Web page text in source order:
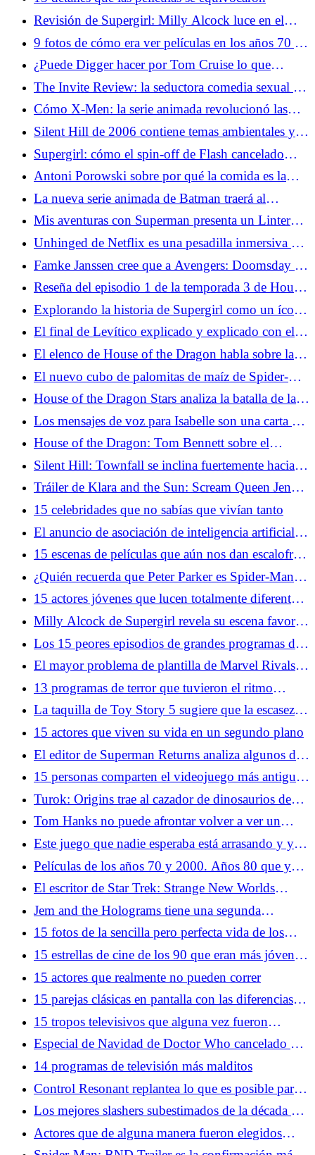
Revisión de Supergirl: Milly Alcock luce en el
mashup occidental de Uneven Space
9 fotos de cómo era ver películas en los años 70 y
90 Años 80
¿Puede Digger hacer por Tom Cruise lo que
Birdman hizo por Michael Keaton?
The Invite Review: la seductora comedia sexual de
Olivia Wilde es el evento del verano
Cómo X-Men: la serie animada revolucionó las
adaptaciones de superhéroes
Silent Hill de 2006 contiene temas ambientales y
políticos sorprendentemente relevantes
Supergirl: cómo el spin-off de Flash cancelado
llevó a Maid of Might a la pantalla
Antoni Porowski sobre por qué la comida es la
conexión humana definitiva
La nueva serie animada de Batman traerá al
Caballero Oscuro más extremo a la televisión
Mis aventuras con Superman presenta un Linterna
Verde muy diferente
Unhinged de Netflix es una pesadilla inmersiva de
invasión del hogar
Famke Janssen cree que a Avengers: Doomsday le
falta un elemento básico de X-Men
Reseña del episodio 1 de la temporada 3 de House
of the Dragon: Por la garganta
Explorando la historia de Supergirl como un ícono
queer improbable
El final de Levítico explicado y explicado con el
director
El elenco de House of the Dragon habla sobre la
brutal muerte del estreno de la temporada 3
El nuevo cubo de palomitas de maíz de Spider-
Man está recibiendo el tratamiento de dunas
House of the Dragon Stars analiza la batalla de la
garganta de la temporada 3
Los mensajes de voz para Isabelle son una carta de
amor para curarse del duelo
House of the Dragon: Tom Bennett sobre el
momento Ulf que lo explicó todo
Silent Hill: Townfall se inclina fuertemente hacia la
melancolía y estamos aquí para ello
Tráiler de Klara and the Sun: Scream Queen Jenna
Ortega prueba la ciencia ficción en la película
retrasada de Taika Waititi
15 celebridades que no sabías que vivían tanto
El anuncio de asociación de inteligencia artificial
de Google y A24 no está cayendo bien
15 escenas de películas que aún nos dan escalofríos
cada vez que las vemos
¿Quién recuerda que Peter Parker es Spider-Man
en Brand New Day?
15 actores jóvenes que lucen totalmente diferentes
ahora
Milly Alcock de Supergirl revela su escena favorita
de los cómics de Woman of Tomorrow
Los 15 peores episodios de grandes programas de
televisión
El mayor problema de plantilla de Marvel Rivals
no son los mutantes, sino el equilibrio de roles
13 programas de terror que tuvieron el ritmo
perfecto
La taquilla de Toy Story 5 sugiere que la escasez
de secuelas sigue siendo algo bueno
15 actores que viven su vida en un segundo plano
El editor de Superman Returns analiza algunos de
los mayores problemas de la película
15 personas comparten el videojuego más antiguo
que recuerdan haber jugado
Turok: Origins trae al cazador de dinosaurios de
entre los muertos
Tom Hanks no puede afrontar volver a ver un
momento de náufrago: "Me levantaré y saldré de la
habitación"
Este juego que nadie esperaba está arrasando y ya
tiene a miles de jugadores enganchados
Películas de los años 70 y 2000. Años 80 que ya
no puedes ver
El escritor de Star Trek: Strange New Worlds
minimiza las críticas a la temporada 3
Jem and the Holograms tiene una segunda
oportunidad en la acción en vivo
15 fotos de la sencilla pero perfecta vida de los
videojuegos en los años 70
15 estrellas de cine de los 90 que eran más jóvenes
de lo que pensabas
15 actores que realmente no pueden correr
15 parejas clásicas en pantalla con las diferencias de
edad más grandes
15 tropos televisivos que alguna vez fueron
comunes y que ya no puedes hacer
Especial de Navidad de Doctor Who cancelado por
la BBC mientras Russell T Davies deja las cosas
claras
14 programas de televisión más malditos
Control Resonant replantea lo que es posible para
la aclamada franquicia de Remedy
Los mejores slashers subestimados de la década de
1980
Actores que de alguna manera fueron elegidos
como adolescentes durante demasiado tiempo